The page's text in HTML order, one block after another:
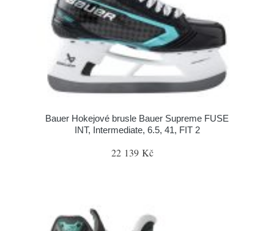
Bauer Hokejové brusle Bauer Supreme FUSE
INT, Intermediate, 6.5, 41, FIT 2
22 139 Kč